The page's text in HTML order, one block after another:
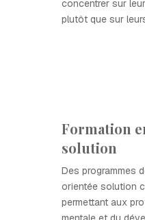
concentrer sur
plutôt que sur
Formation
solution
Des programmes
orientée solution
permettant aux